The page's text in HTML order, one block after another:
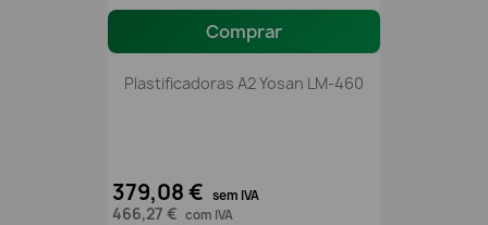
Comprar
Plastificadoras A2 Yosan LM-460
379,08 € sem IVA
466,27 € com IVA